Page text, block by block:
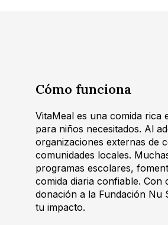
Cómo funciona
VitaMeal es una comida rica
para niños necesitados. Al
organizaciones externas de
comunidades locales.
programas escolares,
comida diaria confiable. Con
donación a la Fundación Nu
tu impacto.